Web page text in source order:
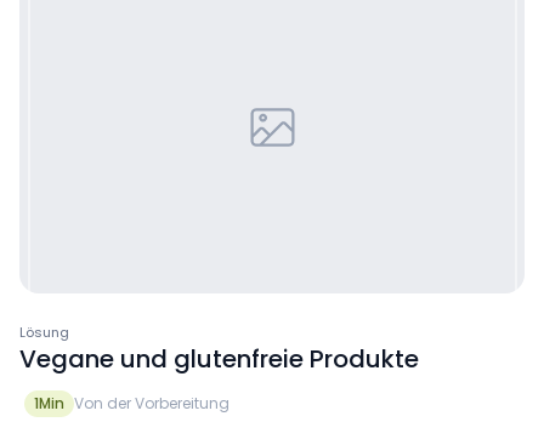
Lösung
Vegane und glutenfreie Produkte
1Min Von der Vorbereitung